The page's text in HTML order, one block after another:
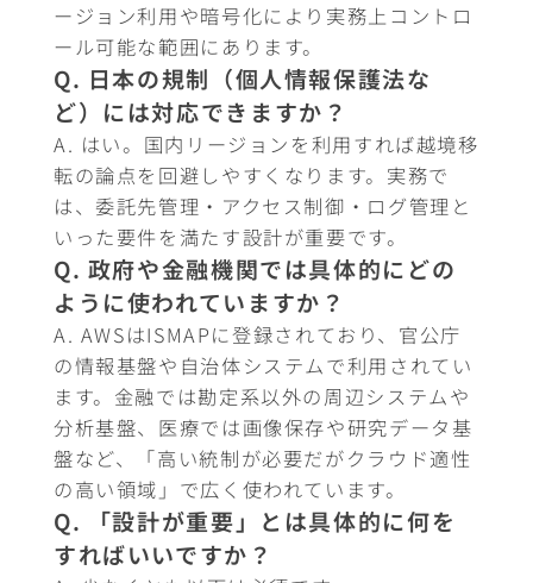
ージョン利用や暗号化により実務上コントロ
ール可能な範囲にあります。
Q. 日本の規制（個人情報保護法な
ど）には対応できますか？
A. はい。国内リージョンを利用すれば越境移
転の論点を回避しやすくなります。実務で
は、委託先管理・アクセス制御・ログ管理と
いった要件を満たす設計が重要です。
Q. 政府や金融機関では具体的にどの
ように使われていますか？
A. AWSはISMAPに登録されており、官公庁
の情報基盤や自治体システムで利用されてい
ます。金融では勘定系以外の周辺システムや
分析基盤、医療では画像保存や研究データ基
盤など、「高い統制が必要だがクラウド適性
の高い領域」で広く使われています。
Q. 「設計が重要」とは具体的に何を
すればいいですか？